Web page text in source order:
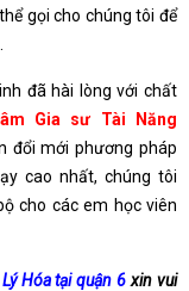
gọi cho chúng tôi để
đã hài lòng với chất
Gia sư Tài Năng
đổi mới phương pháp
cao nhất, chúng tôi
cho các em học viên
Hóa tại quận 6 xin vui